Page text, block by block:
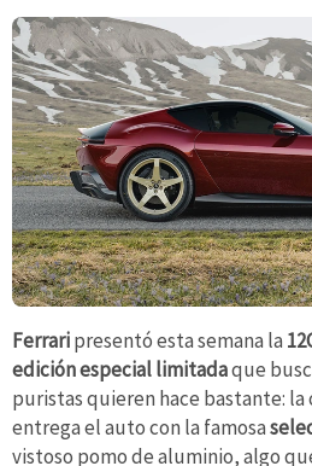
Ferraripresentó esta semana la
edición especial limitadaque
puristas quieren hace bastante: la
entrega el auto con la famosa
vistoso pomo de aluminio, algo